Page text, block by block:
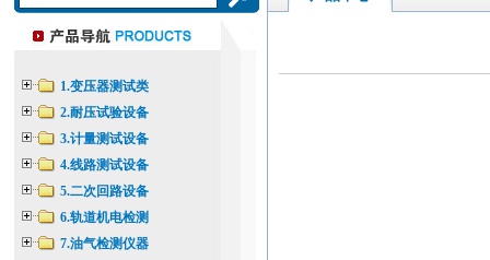
1.变压器测试类
2.耐压试验设备
3.计量测试设备
4.线路测试设备
5.二次回路设备
6.轨道机电检测
7.油气检测仪器